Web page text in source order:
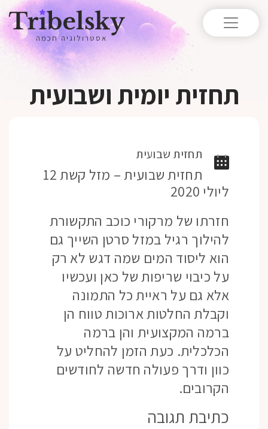
אסטרולוגיה חכמה
תחזית יומית ושבועית
תחזית שבועית
תחזית שבועית – מזל קשת 12
ליולי 2020
חזרתו של מרקורי כוכב התקשורת
להילוך רגיל במזל סרטן השייך גם
הוא ליסוד המים שמה דגש לא רק
על כיבוי שריפות של כאן ועכשיו
אלא גם על ראיית כל התמונה
וקבלת החלטות ארוכות טווח הן
ברמה המקצועית והן ברמה
הכלכלית. כעת הזמן להחליט על
כוון ודרך פעולה חדשה לחודשים
הקרובים.
כתיבת תגובה